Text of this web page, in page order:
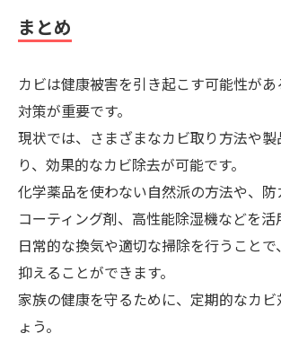
まとめ
カビは健康被害を引き起こす可能性が
対策が重要です。
現状では、さまざまなカビ取り方法や
り、効果的なカビ除去が可能です。
化学薬品を使わない自然派の方法や、
コーティング剤、高性能除湿機などを活
日常的な換気や適切な掃除を行うこと
抑えることができます。
家族の健康を守るために、定期的なカ
ょう。